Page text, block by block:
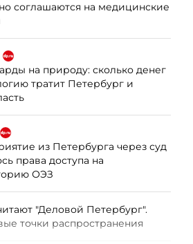
соглашаются на медицинские
на природу: сколько денег
тратит Петербург и
из Петербурга через суд
права доступа на
ОЭЗ
"Деловой Петербург".
точки распространения